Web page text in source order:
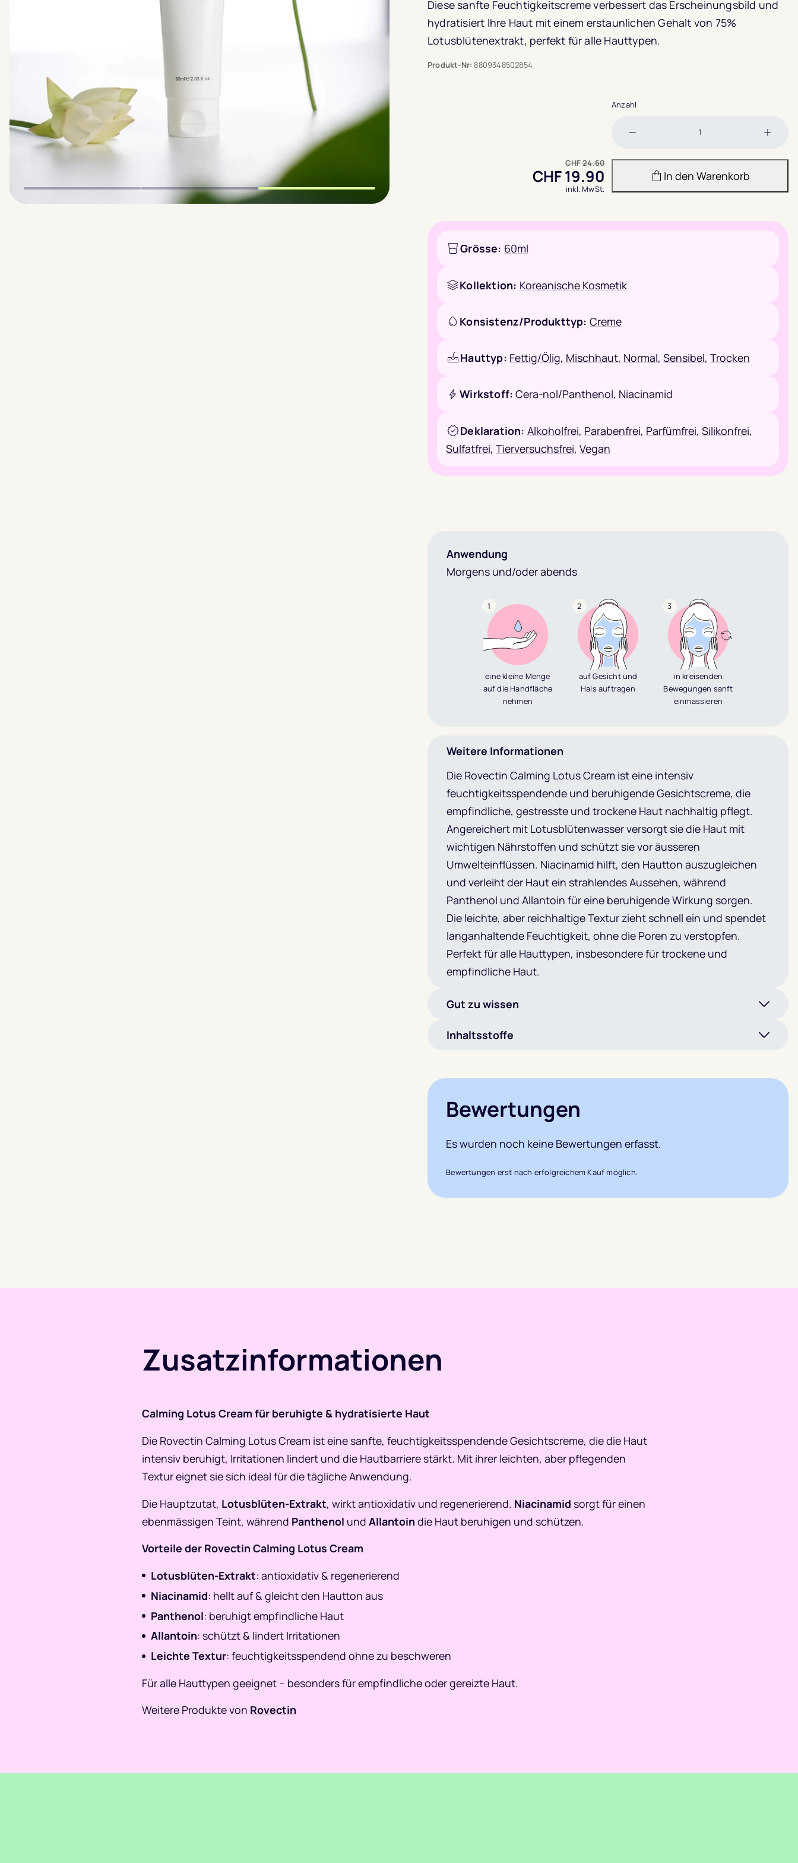
Diese sanfte Feuchtigkeitscreme verbessert das Erscheinungsbild und
hydratisiert Ihre Haut mit einem erstaunlichen Gehalt von 75%
Lotusblütenextrakt, perfekt für alle Hauttypen.
Produkt-Nr: 8809348502854
Anzahl
verringern
CHF24.60
CHF19.90
inkl. MwSt.
In den Warenkorb
Grösse: 60ml
Kollektion: Koreanische Kosmetik
Konsistenz/Produkttyp: Creme
Hauttyp: Fettig/Ölig, Mischhaut, Normal,Sensibel,Trocken
Wirkstoff:Cera-nol/Panthenol, Niacinamid
Deklaration: Alkoholfrei, Parabenfrei, Parfümfrei, Silikonfrei,
Sulfatfrei,Tierversuchsfrei,Vegan
Anwendung
Morgens und/oder abends
1
eine kleine Menge
auf die Handfläche
nehmen
2
auf Gesicht und
Hals auftragen
3
in kreisenden
Bewegungen sanft
einmassieren
Weitere Informationen
Die Rovectin Calming Lotus Cream ist eine intensiv
feuchtigkeitsspendende und beruhigende Gesichtscreme, die
empfindliche, gestresste und trockene Haut nachhaltig pflegt.
Angereichert mit Lotusblütenwasser versorgt sie die Haut mit
wichtigen Nährstoffen und schützt sie vor äusseren
Umwelteinflüssen. Niacinamid hilft, den Hautton auszugleichen
und verleiht der Haut ein strahlendes Aussehen, während
Panthenol und Allantoin für eine beruhigende Wirkung sorgen.
Die leichte, aber reichhaltige Textur zieht schnell ein und spendet
langanhaltende Feuchtigkeit, ohne die Poren zu verstopfen.
Perfekt für alle Hauttypen, insbesondere für trockene und
empfindliche Haut.
Gut zu wissen
Inhaltsstoffe
Bewertungen
Es wurden noch keine Bewertungen erfasst.
Bewertungen erst nach erfolgreichem Kauf möglich.
Zusatzinformationen
Calming Lotus Cream für beruhigte & hydratisierte Haut
Die Rovectin Calming Lotus Cream ist eine sanfte, feuchtigkeitsspendende Gesichtscreme, die die Haut
intensiv beruhigt, Irritationen lindert und die Hautbarriere stärkt. Mit ihrer leichten, aber pflegenden
Textur eignet sie sich ideal für die tägliche Anwendung.
Die Hauptzutat, Lotusblüten-Extrakt, wirkt antioxidativ und regenerierend. Niacinamid sorgt für einen
ebenmässigen Teint, während Panthenol und Allantoin die Haut beruhigen und schützen.
Vorteile der Rovectin Calming Lotus Cream
Lotusblüten-Extrakt: antioxidativ & regenerierend
Niacinamid: hellt auf & gleicht den Hautton aus
Panthenol: beruhigt empfindliche Haut
Allantoin: schützt & lindert Irritationen
Leichte Textur: feuchtigkeitsspendend ohne zu beschweren
Für alle Hauttypen geeignet – besonders für empfindliche oder gereizte Haut.
Weitere Produkte von Rovectin